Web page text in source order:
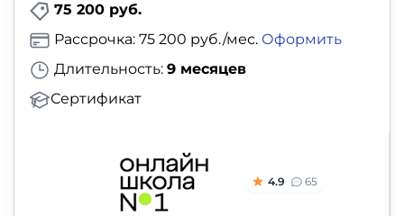
75 200 руб.
Длительность: 9 месяцев
Сертификат
Рассрочка: 75 200 руб./мес. Оформить
4.9 65